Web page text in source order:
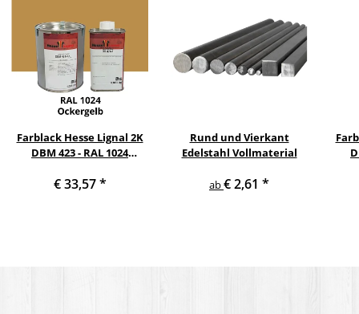
Farblack Hesse Lignal 2K
DBM 423 - RAL 1024
€ 33,57*
Rund und Vierkant
Edelstahl Vollmaterial
ab€ 2,61 *